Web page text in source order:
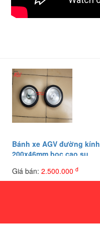
Bánh xe AGV đường kính
200x46mm bọc cao su
Giá bán: 2.500.000 đ